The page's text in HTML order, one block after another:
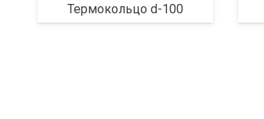
Термокольцо d-100